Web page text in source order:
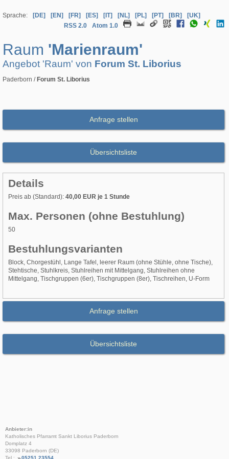
Sprache: [DE] [EN] [FR] [ES] [IT] [NL] [PL] [PT] [BR]
[UK]
RSS 2.0
Atom 1.0
Raum 'Marienraum'
Angebot 'Raum' von Forum St. Liborius
Paderborn / Forum St. Liborius
Anfrage stellen
Übersichtsliste
Details
Preis ab (Standard): 40,00 EUR je 1 Stunde
Max. Personen (ohne Bestuhlung)
50
Bestuhlungsvarianten
Block, Chorgestühl, Lange Tafel, leerer Raum (ohne Stühle, ohne Tische),
Stehtische, Stuhlkreis, Stuhlreihen mit Mittelgang, Stuhlreihen ohne
Mittelgang, Tischgruppen (6er), Tischgruppen (8er), Tischreihen, U-Form
Anfrage stellen
Übersichtsliste
Anbieter:in
Katholisches Pfarramt Sankt Liborius Paderborn
Domplatz 4
33098 Paderborn (DE)